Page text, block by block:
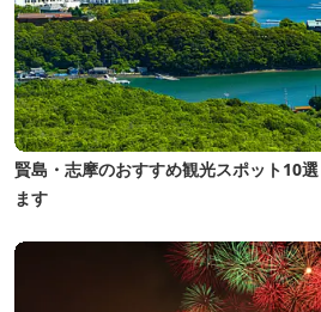
賢島・志摩のおすすめ観光スポット10
ます